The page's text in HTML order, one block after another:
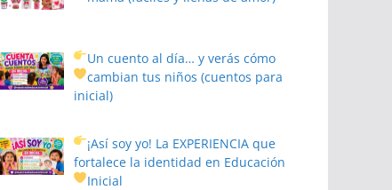
Un cuento al día… y verás cómo
cambian tus niños(cuentos para
inicial)
¡Así soy yo! La EXPERIENCIA que
fortalece la identidad en Educación
Inicial